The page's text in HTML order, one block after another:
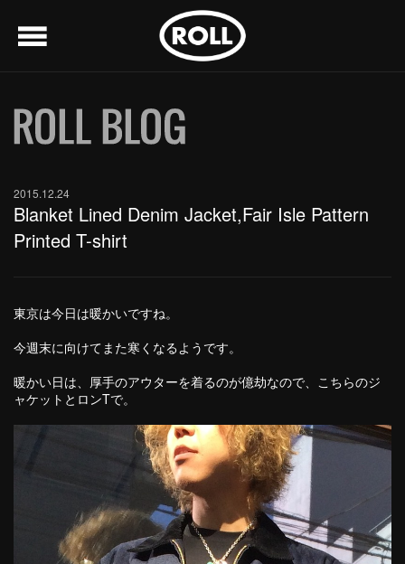
menu
2015.12.24
Blanket Lined Denim Jacket,Fair Isle Pattern
Printed T-shirt
東京は今日は暖かいですね。
今週末に向けてまた寒くなるようです。
暖かい日は、厚手のアウターを着るのが億劫なので、こちらのジ
ャケットとロンTで。